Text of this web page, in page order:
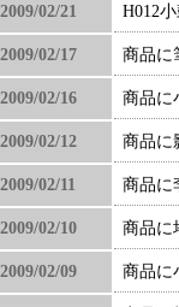
2009/02/21 H012
2009/02/17 商品に
2009/02/16 商品に
2009/02/12 商品に
2009/02/11 商品に
2009/02/10 商品に
2009/02/09 商品に